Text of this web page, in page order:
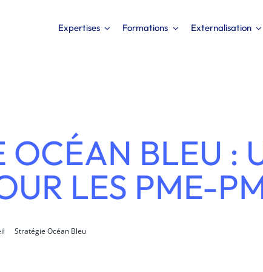
Expertises Formations Externalisation
OCÉAN BLEU :
LES PME-
Stratégie Océan Bleu